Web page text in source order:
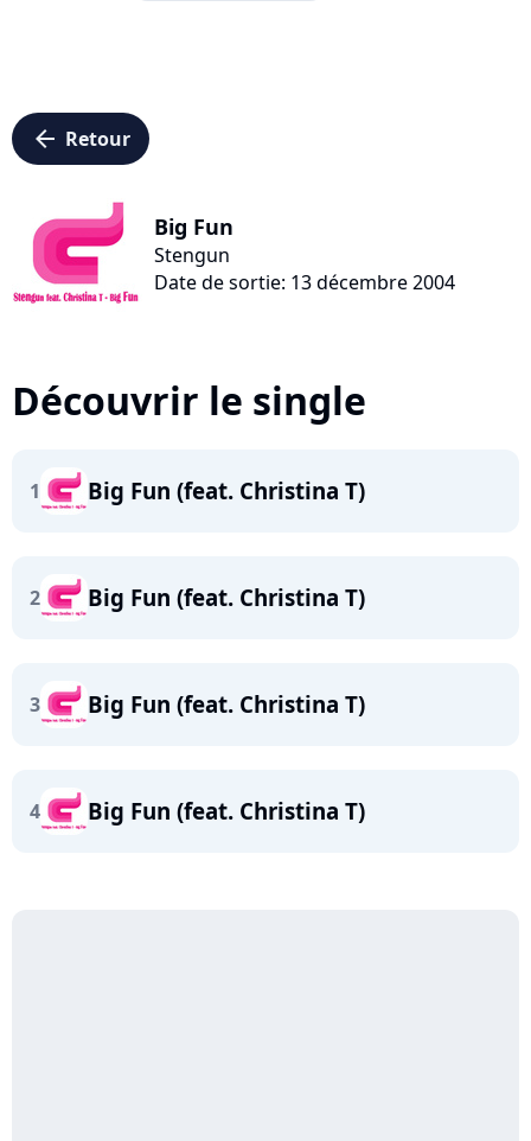
arrow_left Retour
Big Fun
Stengun
Date de sortie: 13 décembre 2004
Découvrir le single
1 Big Fun (feat. Christina T)
2 Big Fun (feat. Christina T)
3 Big Fun (feat. Christina T)
4 Big Fun (feat. Christina T)